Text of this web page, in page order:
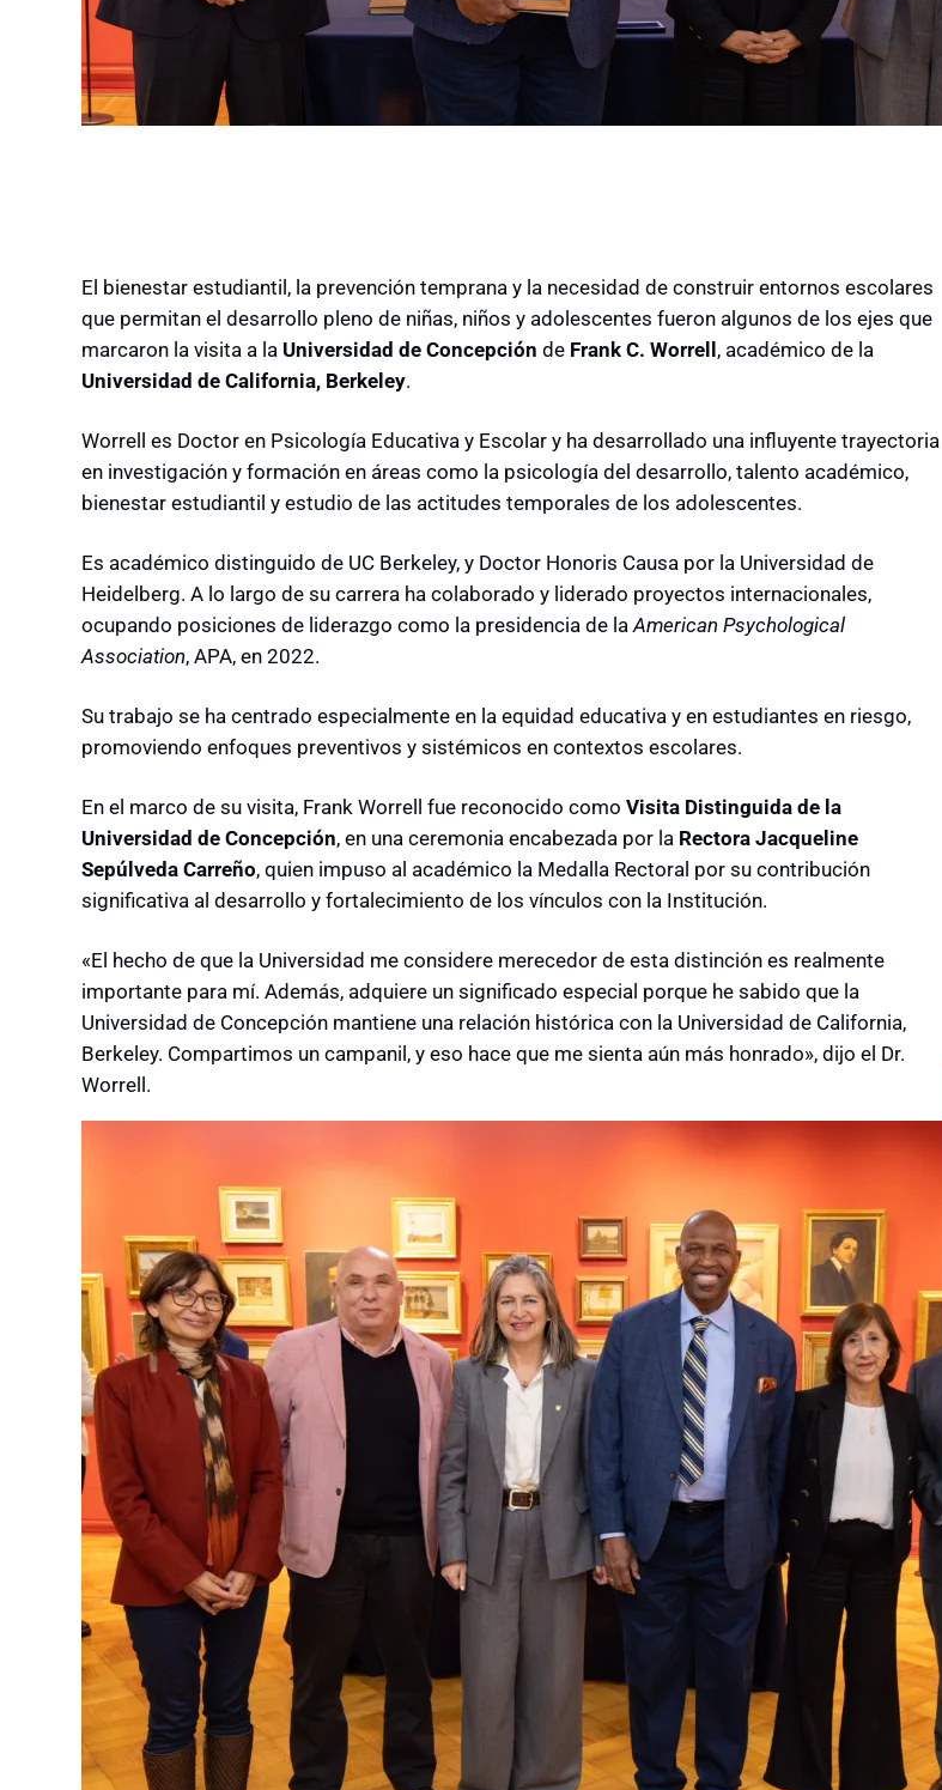
El bienestar estudiantil, la prevención temprana y la necesidad de construir entornos escolares
que permitan el desarrollo pleno de niñas, niños y adolescentes fueron algunos de los ejes que
marcaron la visita a la Universidad de Concepción de Frank C. Worrell, académico de la
Universidad de California, Berkeley.
Worrell es Doctor en Psicología Educativa y Escolar y ha desarrollado una influyente trayectoria
en investigación y formación en áreas como la psicología del desarrollo, talento académico,
bienestar estudiantil y estudio de las actitudes temporales de los adolescentes.
Es académico distinguido de UC Berkeley, y Doctor Honoris Causa por la Universidad de
Heidelberg. A lo largo de su carrera ha colaborado y liderado proyectos internacionales,
ocupando posiciones de liderazgo como la presidencia de la American Psychological
Association, APA, en 2022.
Su trabajo se ha centrado especialmente en la equidad educativa y en estudiantes en riesgo,
promoviendo enfoques preventivos y sistémicos en contextos escolares.
En el marco de su visita, Frank Worrell fue reconocido como Visita Distinguida de la
Universidad de Concepción, en una ceremonia encabezada por la Rectora Jacqueline
Sepúlveda Carreño, quien impuso al académico la Medalla Rectoral por su contribución
significativa al desarrollo y fortalecimiento de los vínculos con la Institución.
«El hecho de que la Universidad me considere merecedor de esta distinción es realmente
importante para mí. Además, adquiere un significado especial porque he sabido que la
Universidad de Concepción mantiene una relación histórica con la Universidad de California,
Berkeley. Compartimos un campanil, y eso hace que me sienta aún más honrado», dijo el Dr.
Worrell.